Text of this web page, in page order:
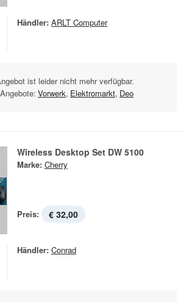
Händler: ARLT Computer
ist leider nicht mehr verfügbar.
Vorwerk, Elektromarkt, Deo
Wireless Desktop Set DW 5100
Marke: Cherry
Preis: € 32,00
Händler: Conrad